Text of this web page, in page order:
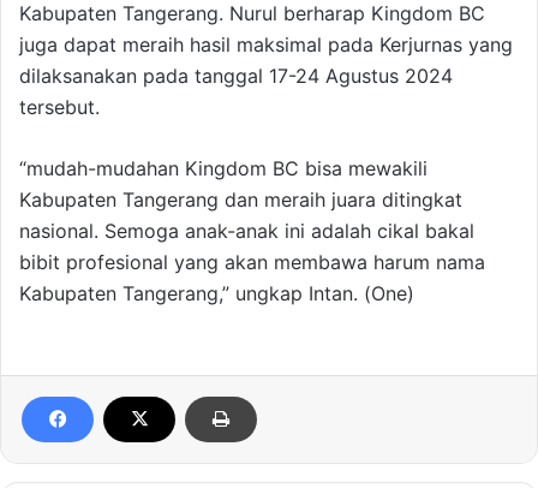
Kabupaten Tangerang. Nurul berharap Kingdom BC
juga dapat meraih hasil maksimal pada Kerjurnas yang
dilaksanakan pada tanggal 17-24 Agustus 2024
tersebut.
“mudah-mudahan Kingdom BC bisa mewakili
Kabupaten Tangerang dan meraih juara ditingkat
nasional. Semoga anak-anak ini adalah cikal bakal
bibit profesional yang akan membawa harum nama
Kabupaten Tangerang,” ungkap Intan. (One)